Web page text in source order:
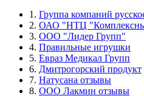
1. Группа компаний
2. ОАО "НТЦ
3. ООО "Лидер Групп"
4. Правильные игрушки
5. Евраз Медикал Групп
6. Дмитрогорский продукт
7. Натусана отзывы
8. ООО Лакмин отзывы